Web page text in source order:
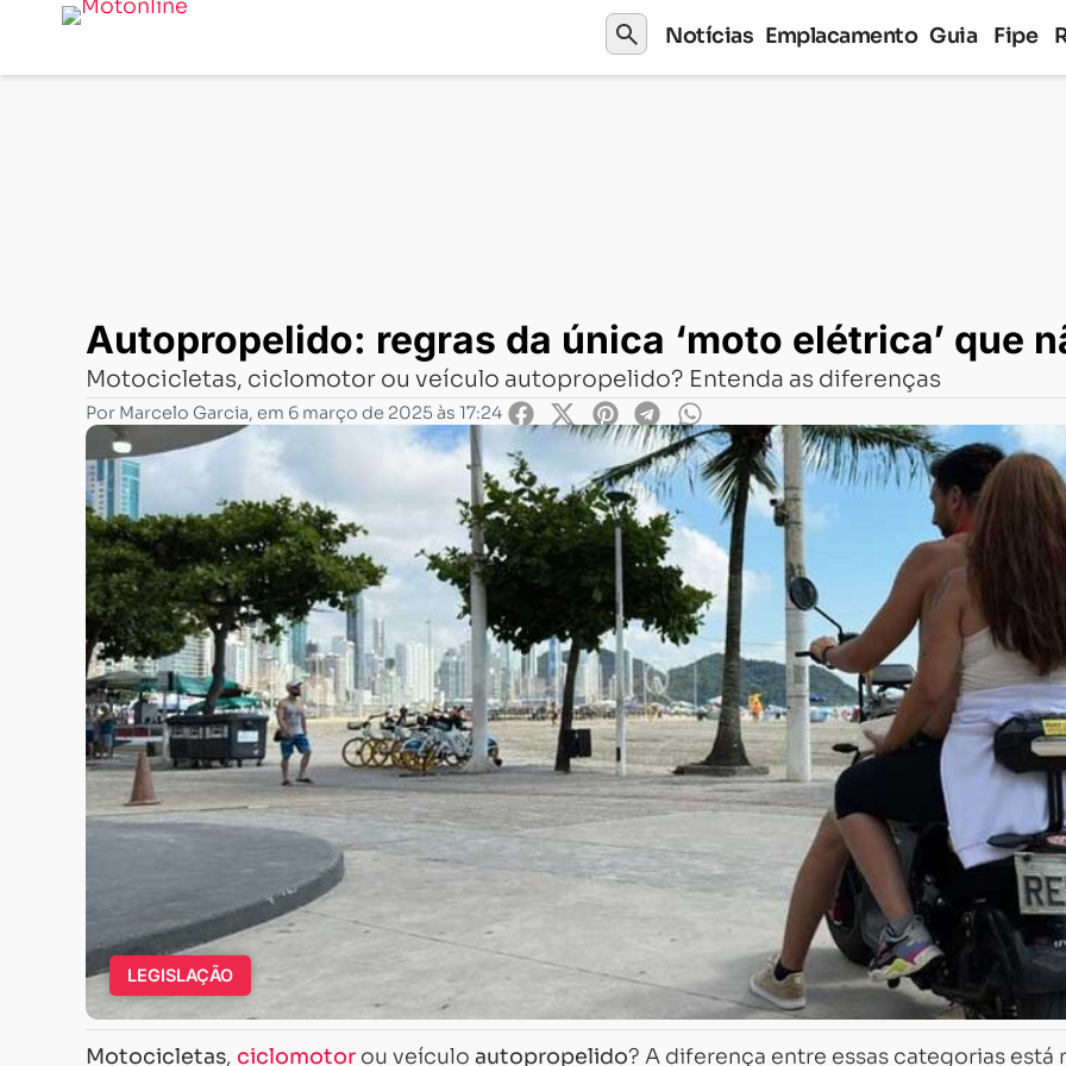
search Notícias Emplacamento Guia Fipe
Autopropelido: regras da única ‘moto elétrica’ que não precisa CNH
Autopropelido: regras da única ‘moto elétrica’ que
Motocicletas, ciclomotor ou veículo autopropelido? Entenda as diferenças
Por Marcelo Garcia, em 6 março de 2025 às 17:24
LEGISLAÇÃO
Motocicletas, ciclomotor ou veículo autopropelido? A diferença entre essas categorias está